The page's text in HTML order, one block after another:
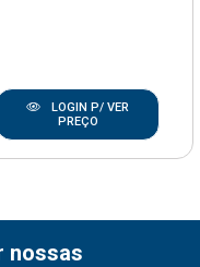
LOGIN P/ VER
PREÇO
nossas